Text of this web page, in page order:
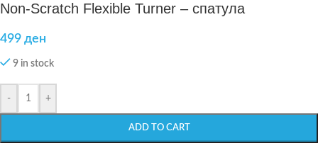
Non-Scratch Flexible Turner – спатула
499 ден
9 in stock
- +
ADD TO CART